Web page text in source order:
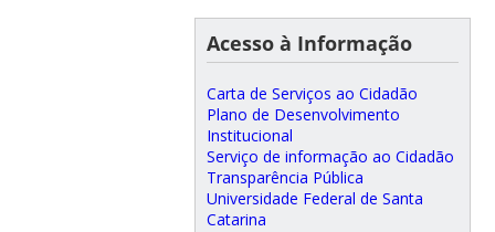
Acesso à Informação
Carta de Serviços ao Cidadão
Plano de Desenvolvimento
Institucional
Serviço de informação ao Cidadão
Transparência Pública
Universidade Federal de Santa
Catarina